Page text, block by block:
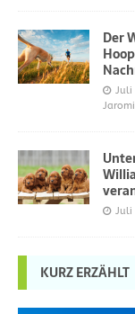
Der
Juli
Juli
KURZ ERZÄHLT